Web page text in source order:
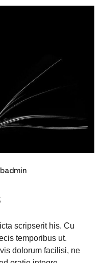
scripserit his. Cu
temporibus ut.
dolorum facilisi, ne